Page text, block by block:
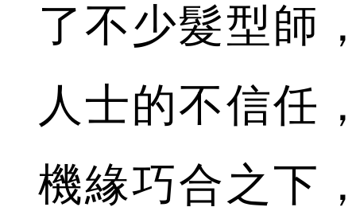
了不少髮型師
人士的不信任
機緣巧合之下